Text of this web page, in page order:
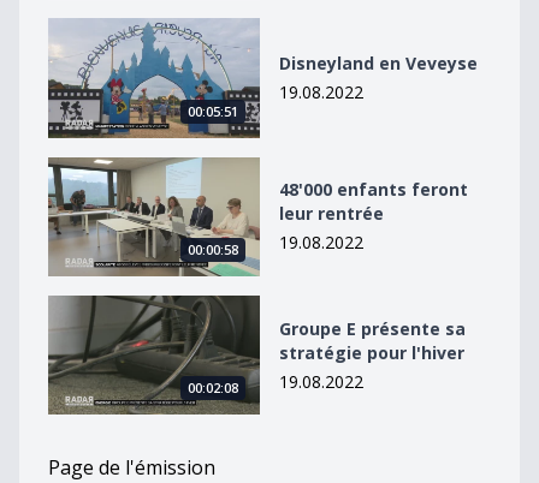
Disneyland en Veveyse
00:05:51
Disneyland en Veveyse
19.08.2022
48&#039;000 enfants feront leur rentrée
00:00:58
48'000 enfants feront
leur rentrée
19.08.2022
Groupe E présente sa stratégie pour l&#039;hiver
00:02:08
Groupe E présente sa
stratégie pour l'hiver
19.08.2022
Page de l'émission